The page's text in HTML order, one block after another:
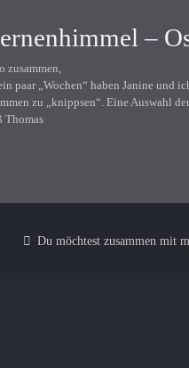
–
zusammen,
paar „Wochen“ haben Janine und
zu „knippsen“. Eine Auswahl
Thomas
Du möchtest zusammen mit